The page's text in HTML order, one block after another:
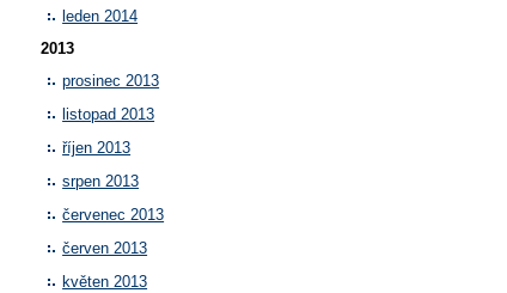
leden 2014
2013
prosinec 2013
listopad 2013
říjen 2013
srpen 2013
červenec 2013
červen 2013
květen 2013